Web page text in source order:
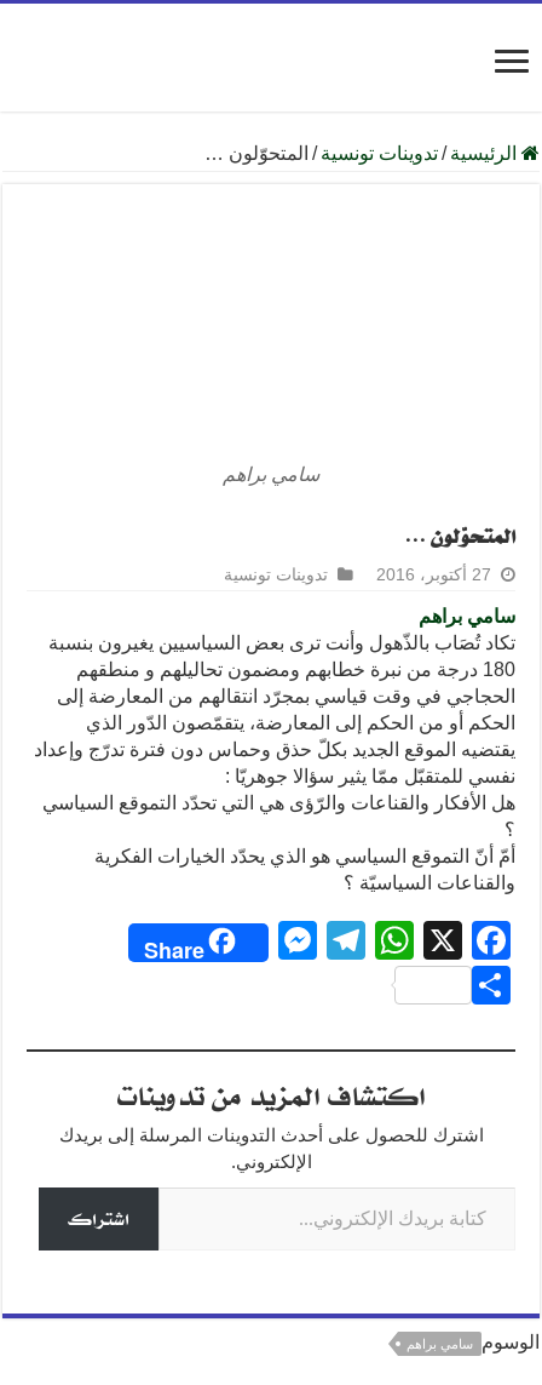
الرئيسية /تدوينات تونسية / المتحوّلون …
سامي براهم
المتحوّلون …
27 أكتوبر، 2016 تدوينات تونسية
سامي براهم
تكاد تُصَاب بالذّهول وأنت ترى بعض السياسيين يغيرون بنسبة
180 درجة من نبرة خطابهم ومضمون تحاليلهم و منطقهم
الحجاجي في وقت قياسي بمجرّد انتقالهم من المعارضة إلى
الحكم أو من الحكم إلى المعارضة، يتقمّصون الدّور الذي
يقتضيه الموقع الجديد بكلّ حذق وحماس دون فترة تدرّج وإعداد
نفسي للمتقبّل ممّا يثير سؤالا جوهريّا :
هل الأفكار والقناعات والرّؤى هي التي تحدّد التموقع السياسي
؟
أمّ أنّ التموقع السياسي هو الذي يحدّد الخيارات الفكرية
والقناعات السياسيّة ؟
F
a
c
e
o
k
X
W
s
A
p
T
gr
a
m
M
e
n
g
er
Share
ar
اكتشاف المزيد من تدوينات
اشترك للحصول على أحدث التدوينات المرسلة إلى بريدك
الإلكتروني.
كتابة بريدك الإلكتروني...
اشتراك
الوسوم سامي براهم